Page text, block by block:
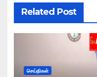
Related Post
செய்திகள்